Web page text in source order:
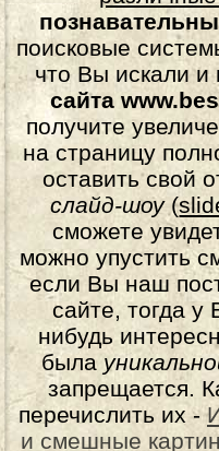
поисковые
что Вы искали и
сайта
получите
на страницу
оставить свой
слайд-шоу(
сможете
можно упустить
если Вы наш
сайте, тогда у
нибудь
была
запрещается.
перечислить их -
и смешные